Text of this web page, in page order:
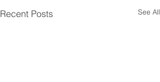
Recent Posts See All